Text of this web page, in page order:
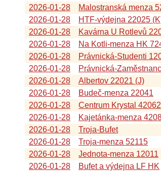
2026-01-28
Malostranská menza
2026-01-28
HTF-výdejna 22025
2026-01-28
Kavárna U Rotlevů
2026-01-28
Na Kotli-menza HK
2026-01-28
Právnická-Studenti
2026-01-28
Právnická-
2026-01-28
Albertov 22021 (J)
2026-01-28
Budeč-menza 22041
2026-01-28
Centrum Krystal 42062
2026-01-28
Kajetánka-menza
2026-01-28
Troja-Bufet
2026-01-28
Troja-menza 52115
2026-01-28
Jednota-menza 12011
2026-01-28
Bufet a výdejna LF HK